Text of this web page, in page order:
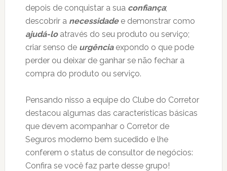
depois de conquistar a sua confiança;
descobrir a necessidadee demonstrar como
ajudá-loatravés do seu produto ou serviço;
criar senso de urgênciaexpondo o que pode
perder ou deixar de ganhar se não fechar a
compra do produto ou serviço.
Pensando nisso a equipe do Clube do Corretor
destacou algumas das características básicas
que devem acompanhar o Corretor de
Seguros moderno bem sucedido e lhe
conferem o status de consultor de negócios:
Confira se você faz parte desse grupo!